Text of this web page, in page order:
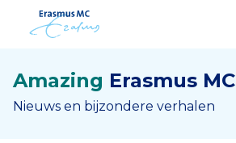
Amazing Erasmus MC
Nieuws en bijzondere verhalen